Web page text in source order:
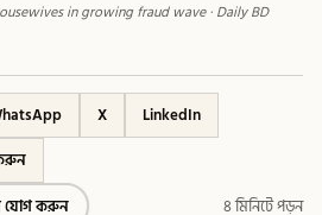
in growing fraud wave · Daily BD
X
LinkedIn
যোগ করুন
৪ মিনিটে পড়ুন